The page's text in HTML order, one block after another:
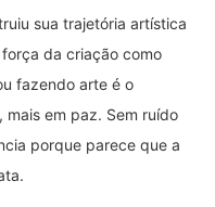
sua trajetória artística
da criação como
fazendo arte é o
mais em paz. Sem ruído
porque parece que a